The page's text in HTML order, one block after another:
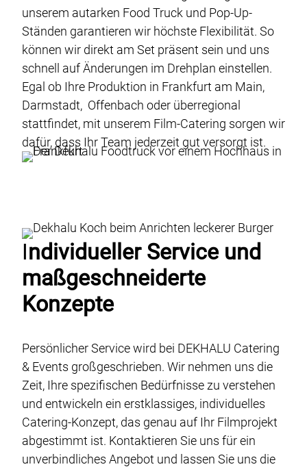
unserem autarken Food Truck und Pop-Up-
Ständen garantieren wir höchste Flexibilität. So
können wir direkt am Set präsent sein und uns
schnell auf Änderungen im Drehplan einstellen.
Egal ob Ihre Produktion in Frankfurt am Main,
Darmstadt, Offenbach oder überregional
stattfindet, mit unserem Film-Catering sorgen wir
dafür, dass Ihr Team jederzeit gut versorgt ist.
Individueller Service und
maßgeschneiderte
Konzepte
Persönlicher Service wird bei DEKHALU Catering
& Events großgeschrieben. Wir nehmen uns die
Zeit, Ihre spezifischen Bedürfnisse zu verstehen
und entwickeln ein erstklassiges, individuelles
Catering-Konzept, das genau auf Ihr Filmprojekt
abgestimmt ist. Kontaktieren Sie uns für ein
unverbindliches Angebot und lassen Sie uns die